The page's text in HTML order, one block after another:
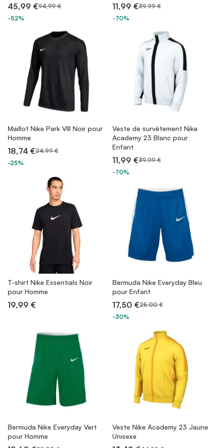
45,99 €94,99 €
-52%
11,99 €39,99 €
-70%
Maillot Nike Park VIII Noir pour
Homme
18,74 €24,99 €
-25%
Veste de survêtement Nike
Academy 23 Blanc pour
Enfant
11,99 €39,99 €
-70%
T-shirt Nike Essentials Noir
pour Homme
19,99 €
Bermuda Nike Everyday Bleu
pour Enfant
17,50 €25,00 €
-30%
Bermuda Nike Everyday Vert
pour Homme
Veste Nike Academy 23 Jaune
Unisexe